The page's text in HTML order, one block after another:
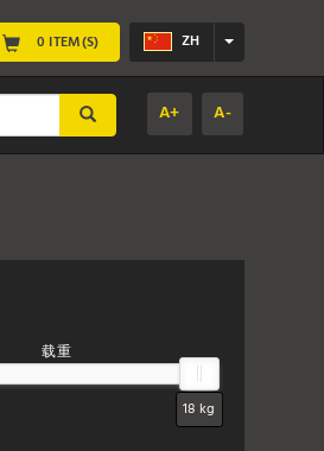
ZH
0 ITEM(S)
A+ A-
SUBMIT
载重
18 kg